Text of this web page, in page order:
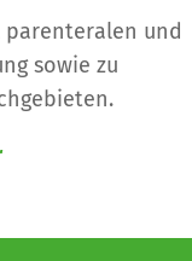
und
sowie zu